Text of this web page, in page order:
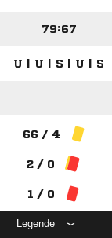
79:67
U | U | S | U | S
66 / 4
2 / 0
1 / 0
Legende